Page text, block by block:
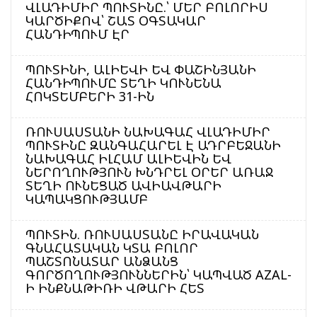
ՎԼԱԴԻՄԻՐ ՊՈՒՏԻՆԸ.՝ ՄԵՐ ԲՈԼՈՐԻՍ
ԿԱՐԾԻՔՈՎ՝ ՇԱՏ ՕԳՏԱԿԱՐ
ՀԱՆԴԻՊՈՒՄ ԷՐ
ՊՈՒՏԻՆԻ, ԱԼԻԵՎԻ ԵՎ ՓԱՇԻՆՅԱՆԻ
ՀԱՆԴԻՊՈՒՄԸ ՏԵՂԻ ԿՈՒՆԵՆԱ
ՀՈԿՏԵՄԲԵՐԻ 31-ԻՆ
ՌՈՒՍԱՍՏԱՆԻ ՆԱԽԱԳԱՀ ՎԼԱԴԻՄԻՐ
ՊՈՒՏԻՆԸ ԶԱՆԳԱՀԱՐԵԼ Է ԱԴՐԲԵՋԱՆԻ
ՆԱԽԱԳԱՀ ԻԼՀԱՄ ԱԼԻԵՎԻՆ ԵՎ
ՆԵՐՈՂՈՒԹՅՈՒՆ ԽՆԴՐԵԼ ՕՐԵՐ ԱՌԱՋ
ՏԵՂԻ ՈՒՆԵՑԱԾ ԱՎԻԱՎԹԱՐԻ
ԿԱՊԱԿՑՈՒԹՅԱՄԲ
ՊՈՒՏԻՆ. ՌՈՒՍԱՍՏԱՆԸ ԻՐԱՎԱԿԱՆ
ԳՆԱՀԱՏԱԿԱՆ ԿՏԱ ԲՈԼՈՐ
ՊԱՇՏՈՆԱՏԱՐ ԱՆՁԱՆՑ
ԳՈՐԾՈՂՈՒԹՅՈՒՆՆԵՐԻՆ՝ ԿԱՊՎԱԾ AZAL-
Ի ԻՆՔՆԱԹԻՌԻ ՎԹԱՐԻ ՀԵՏ